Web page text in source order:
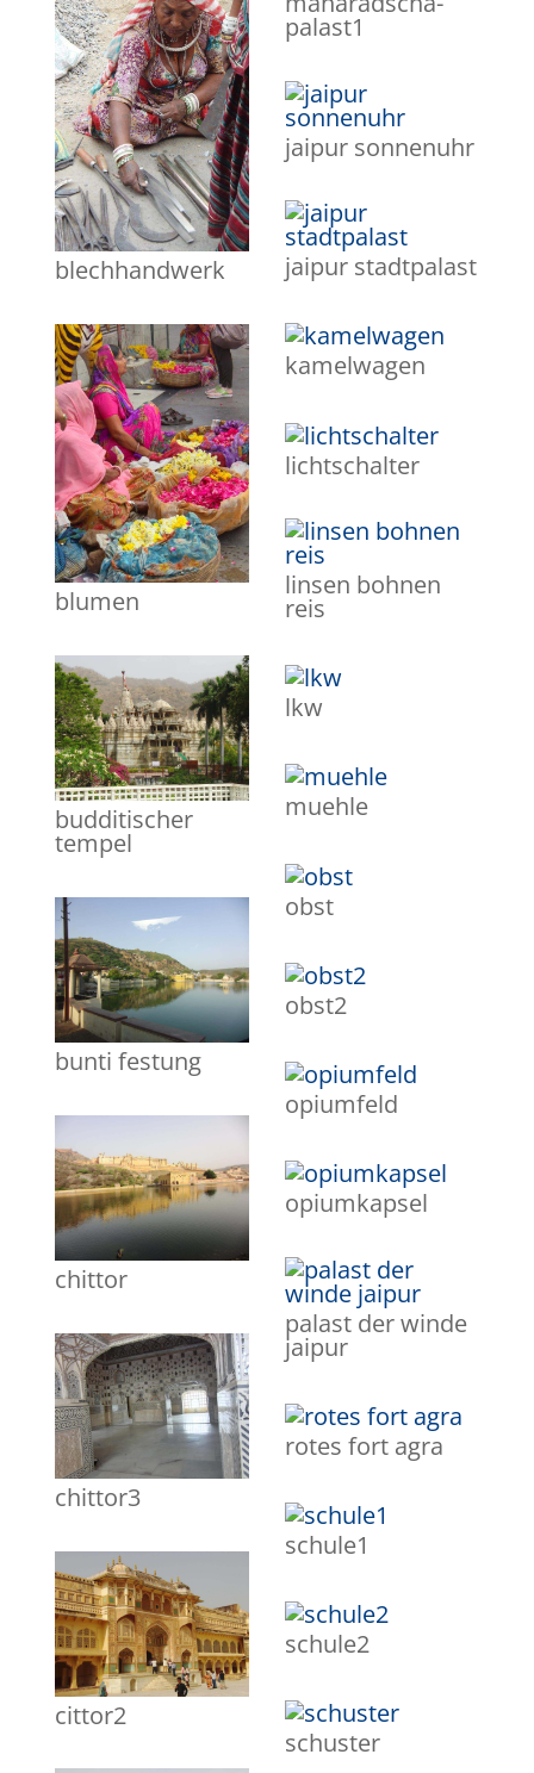
blechhandwerk
blumen
budditischer
tempel
bunti festung
chittor
chittor3
cittor2
palast1
jaipur sonnenuhr
jaipur stadtpalast
kamelwagen
lichtschalter
linsen bohnen
reis
lkw
muehle
obst
obst2
opiumfeld
opiumkapsel
palast der winde
jaipur
rotes fort agra
schule1
schule2
schuster